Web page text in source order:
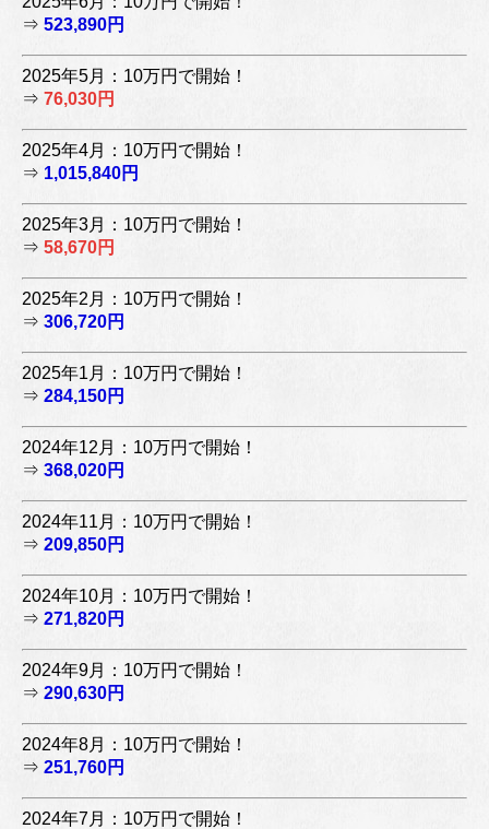
⇒ 523,890円
2025年5月：10万円で開始！
⇒ 76,030円
2025年4月：10万円で開始！
⇒ 1,015,840円
2025年3月：10万円で開始！
⇒ 58,670円
2025年2月：10万円で開始！
⇒ 306,720円
2025年1月：10万円で開始！
⇒ 284,150円
2024年12月：10万円で開始！
⇒ 368,020円
2024年11月：10万円で開始！
⇒ 209,850円
2024年10月：10万円で開始！
⇒ 271,820円
2024年9月：10万円で開始！
⇒ 290,630円
2024年8月：10万円で開始！
⇒ 251,760円
2024年7月：10万円で開始！